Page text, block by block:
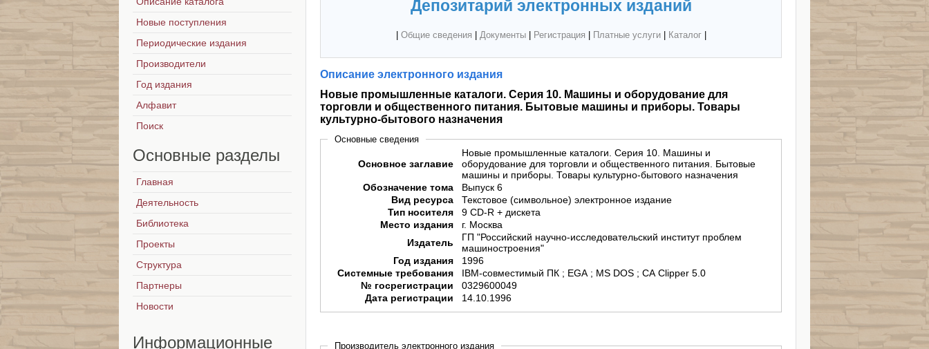
Депозитарий электронных изданий
Общие сведения Документы| Регистрация Платные услуги| Каталог|
Описание электронного издания
Новые промышленные каталоги. Серия 10. Машины и оборудование для
торговли и общественного питания. Бытовые машины и приборы. Товары
культурно-бытового назначения
Основные сведения
Основное заглавие
Новые промышленные каталоги. Серия 10. Машины и
оборудование для торговли и общественного питания. Бытовые
машины и приборы. Товары культурно-бытового назначения
Обозначение тома
Выпуск 6
Вид ресурса
Текстовое (символьное) электронное издание
Тип носителя
9 CD-R + дискета
Место издания
г. Москва
Издатель
ГП "Российский научно-исследовательский институт проблем
машиностроения"
Год издания
1996
Системные требования
IBM-совместимый ПК ; EGA ; MS DOS ; CA Clipper 5.0
№ госрегистрации
0329600049
Дата регистрации
14.10.1996
Производитель электронного издания
Новые поступления
Периодические издания
Производители
Год издания
Алфавит
Поиск
Основные разделы
Главная
Деятельность
Библиотека
Проекты
Структура
Партнеры
Новости
Информационные